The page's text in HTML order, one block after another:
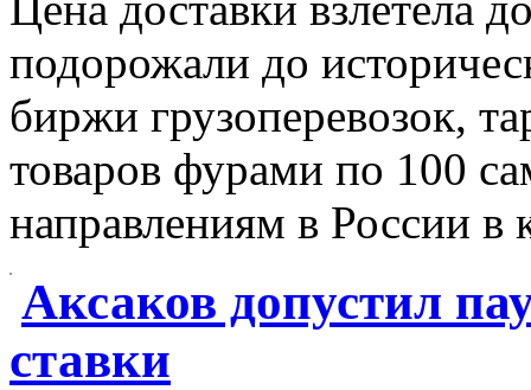
подорожали до
биржи грузоперевозок,
товаров фурами по 100
направлениям в России
Аксаков допустил
ставки